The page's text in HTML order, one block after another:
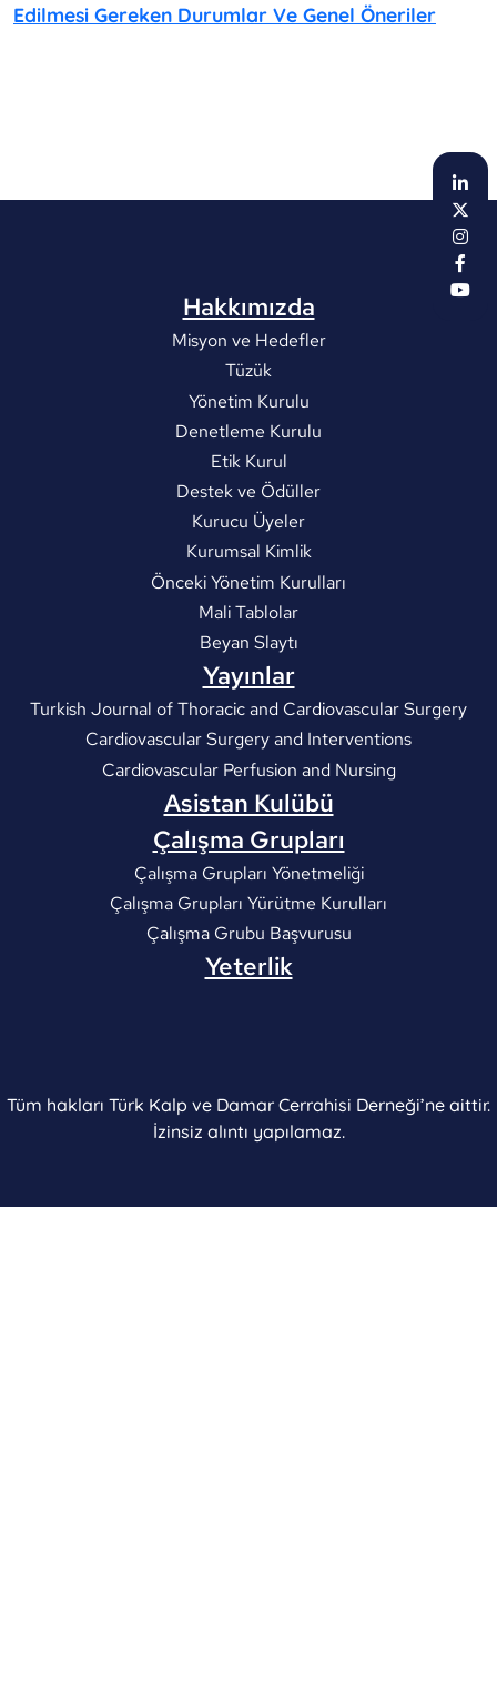
Edilmesi Gereken Durumlar Ve Genel Öneriler
Hakkımızda
Misyon ve Hedefler
Tüzük
Yönetim Kurulu
Denetleme Kurulu
Etik Kurul
Destek ve Ödüller
Kurucu Üyeler
Kurumsal Kimlik
Önceki Yönetim Kurulları
Mali Tablolar
Beyan Slaytı
Yayınlar
Turkish Journal of Thoracic and Cardiovascular Surgery
Cardiovascular Surgery and Interventions
Cardiovascular Perfusion and Nursing
Asistan Kulübü
Çalışma Grupları
Çalışma Grupları Yönetmeliği
Çalışma Grupları Yürütme Kurulları
Çalışma Grubu Başvurusu
Yeterlik
Tüm hakları Türk Kalp ve Damar Cerrahisi Derneği’ne aittir.
İzinsiz alıntı yapılamaz.